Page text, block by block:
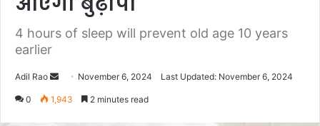
4 hours of sleep will prevent old age 10 years
earlier
Adil Rao
e
November 6, 2024 Last Updated: November 6, 2024
0 1,943 2 minutes read